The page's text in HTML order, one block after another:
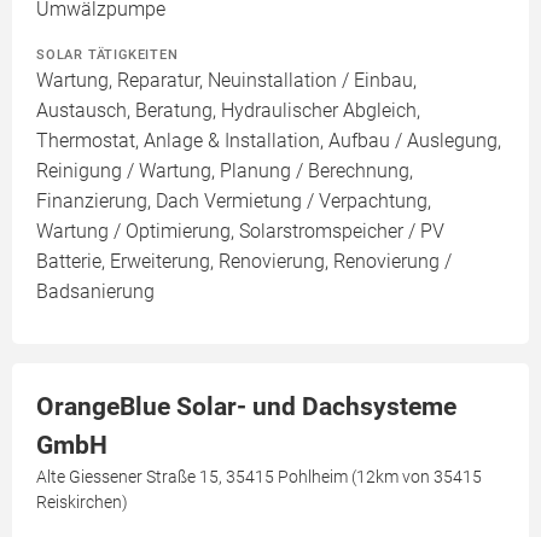
Umwälzpumpe
SOLAR TÄTIGKEITEN
Wartung, Reparatur, Neuinstallation / Einbau,
Austausch, Beratung, Hydraulischer Abgleich,
Thermostat, Anlage & Installation, Aufbau / Auslegung,
Reinigung / Wartung, Planung / Berechnung,
Finanzierung, Dach Vermietung / Verpachtung,
Wartung / Optimierung, Solarstromspeicher / PV
Batterie, Erweiterung, Renovierung, Renovierung /
Badsanierung
OrangeBlue Solar- und Dachsysteme
GmbH
Alte Giessener Straße 15, 35415 Pohlheim (12km von 35415
Reiskirchen)